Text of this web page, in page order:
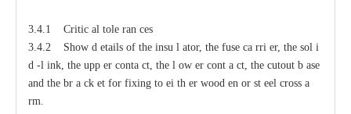
3.4.1 Critic al tole ran ces
3.4.2 Show d etails of the insu l ator, the fuse ca rri er, the sol i
d -l ink, the upp er conta ct, the l ow er cont a ct, the cutout b ase
and the br a ck et for fixing to ei th er wood en or st eel cross a
rm.